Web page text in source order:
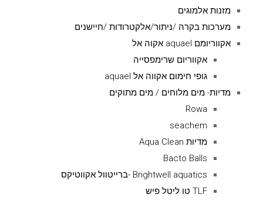
מזנות אלמוגים
מערכות בקרה /ניתור/אלקטרודות /חיישנים
אקווריומם aquael אקוה אל
אקווריום שרימפסייה
גופי חימום אקווה אל aquael
מדיות- מים מלוחים / מים מתוקים
Rowa
seachem
מדיות Aqua Clean
Bacto Balls
Brightwell aquatics -ברייטוול אקווטיקס
TLF טו ליטל פיש